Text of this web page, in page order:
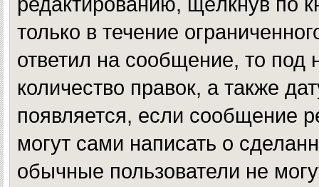
только в течение
ответил на сообщение, то под
количество правок, а также
появляется, если сообщение
могут сами написать о
обычные пользователи не